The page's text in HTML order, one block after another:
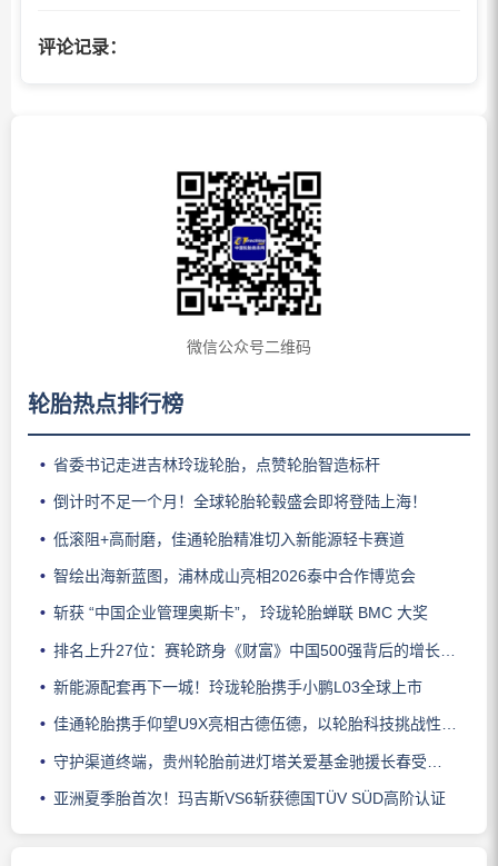
评论记录：
微信公众号二维码
轮胎热点排行榜
省委书记走进吉林玲珑轮胎，点赞轮胎智造标杆
倒计时不足一个月！全球轮胎轮毂盛会即将登陆上海！
低滚阻+高耐磨，佳通轮胎精准切入新能源轻卡赛道
智绘出海新蓝图，浦林成山亮相2026泰中合作博览会
斩获 “中国企业管理奥斯卡”， 玲珑轮胎蝉联 BMC 大奖
排名上升27位：赛轮跻身《财富》中国500强背后的增长逻辑
新能源配套再下一城！玲珑轮胎携手小鹏L03全球上市
佳通轮胎携手仰望U9X亮相古德伍德，以轮胎科技挑战性能边界
守护渠道终端，贵州轮胎前进灯塔关爱基金驰援长春受灾门店
亚洲夏季胎首次！玛吉斯VS6斩获德国TÜV SÜD高阶认证